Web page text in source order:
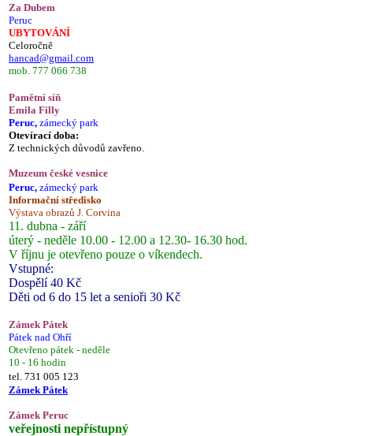
Za Dubem
Peruc
UBYTOVÁNÍ
Celoročně
hancad@gmail.com
mob. 777 066 738
Pamětní síň
Emila Filly
Peruc, zámecký park
Otevírací doba:
Z technických důvodů zavřeno.
Muzeum české vesnice
Peruc, zámecký park
Informační středisko
Výstava obrazů J. Corvina
11. dubna - září
úterý - neděle 10.00 - 12.00 a 12.30- 16.30 hod.
V říjnu je otevřeno pouze o víkendech.
Vstupné:
Dospělí 40 Kč
Děti od 6 do 15 let a senioři 30 Kč
Zámek Pátek
Pátek nad Ohří
Otevřeno pátek - neděle
10 - 16 hodin
tel. 731 005 123
Zámek Pátek
Zámek Peruc
veřejnosti nepřístupný